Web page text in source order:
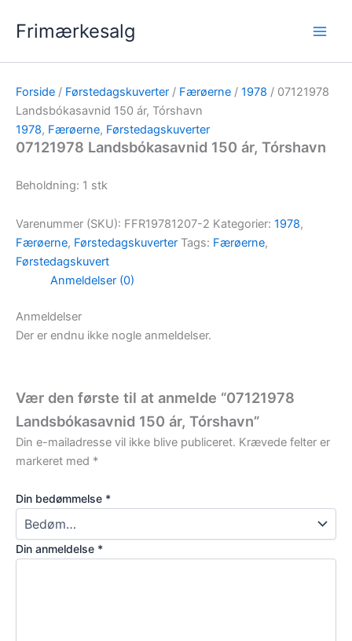
Frimærkesalg
Forside / Førstedagskuverter / Færøerne / 1978 / 07121978
Landsbókasavnid 150 ár, Tórshavn
1978, Færøerne, Førstedagskuverter
07121978 Landsbókasavnid 150 ár, Tórshavn
Beholdning: 1 stk
Varenummer (SKU): FFR19781207-2 Kategorier: 1978,
Færøerne, Førstedagskuverter Tags: Færøerne,
Førstedagskuvert
Anmeldelser (0)
Anmeldelser
Der er endnu ikke nogle anmeldelser.
Vær den første til at anmelde “07121978
Landsbókasavnid 150 ár, Tórshavn”
Din e-mailadresse vil ikke blive publiceret. Krævede felter er
markeret med *
Din bedømmelse *
Din anmeldelse *